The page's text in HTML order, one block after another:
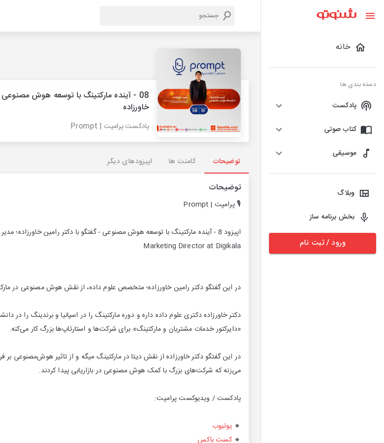
خانه
دسته بندی ها
پادکست
کتاب صوتی
موسیقی
وبلاگ
بخش برنامه ساز
ورود / ثبت نام
08 - آینده مارکتینگ با توسعه هوش
خاورزاده
پادکست پرامپت | Prompt
توضیحات کامنت ها اپیزودهای دیگر
توضیحات
🎙 پرامپت | Prompt
اپیزود 8 - آینده مارکتینگ با توسعه هوش مصنوعی - گفتگو با دکتر رامین خاورزاده؛ مدیر کل تیم استراتژی و بینش بازاریابی دیجی‌کالا
Marketing Director at Digikala
در این گفتگو دکتر رامین خاورزاده؛ متخصص علوم داده، از نقش هوش‌ مصنوعی در
دکتر خاورزاده دکتری علوم داده داره و دوره مارکتینگ را در اسپانیا و برندینگ را در
«دایرکتور خدمات مشتریان و مارکتینگ» برای شرکت‌ها و استارتاپ‌ها بزرگ کار می‌کنه.
در این گفتگو دکتر خاورزاده از نقش دیتا در مارکتینگ میگه و از تاثیر هوش‌مصنوعی
می‌زنه که شرکت‌های بزرگ با کمک هوش مصنوعی در بازاریابی پیدا کردند.
پادکست / ویدیوکست پرامپت:
🔸یوتیوب
🔸کست باکس